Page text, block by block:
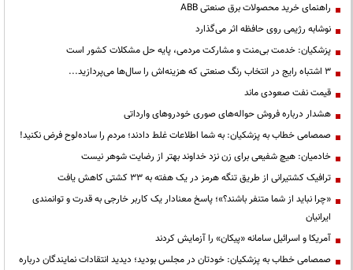
راهنمای خرید محصولات برق صنعتی ABB
نوشابه رژیمی روی حافظه اثر می‌گذارد
پزشکیان: خدمت بی‌منت و مشارکت مردمی، پایه حل مشکلات کشور است
3 اشتباه رایج در انتخاب رنگ صنعتی که هزینه‌اش را سال‌ها می‌پردازید...
قیمت نفت صعودی ماند
هشدار درباره فروش حواله‌های صوری خودروهای وارداتی
صمصامی خطاب به پزشکیان: به شما اطلاعات غلط دادند؛ مردم را ساده‌لوح فرض نکنید!
خادمیان: هیچ شفیعی برای زن نزد خداوند بهتر از رضایت شوهر نیست
ترافیک کشتیرانی از طریق تنگه هرمز در یک هفته به ۳۳ کشتی کاهش یافت
«چرا نباید از شما متنفر باشند؟»؛ پاسخ معنادار یک کاربر خارجی به قدرت و توانمندی
ایرانیان
آمریکا و اسرائیل سامانه «پیکان» را آزمایش کردند
صمصامی خطاب به پزشکیان: خودتان در مجلس بودید؛ دیدید انتقادات نمایندگان درباره